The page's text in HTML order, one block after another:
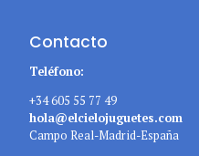
Contacto
Teléfono:
+34 605 55 77 49
hola@elcielojuguetes.com
Campo Real-Madrid-España